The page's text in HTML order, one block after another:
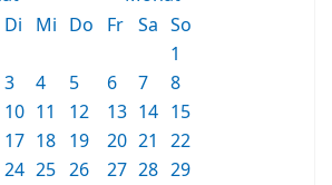
Di Mi Do Fr Sa So
1
3 4 5 6 7
8
10 11 12 13 14 15
17 18 19 20 21
22
24 25 26 27 28 29